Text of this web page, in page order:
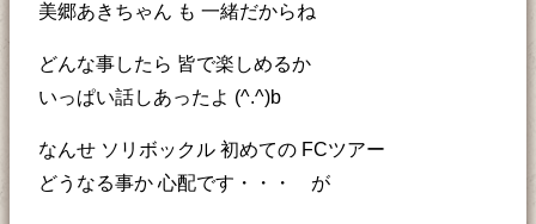
美郷あきちゃん も 一緒だからね
どんな事したら 皆で楽しめるか
いっぱい話しあったよ (^.^)b
なんせ ソリボックル 初めての FCツアー
どうなる事か 心配です・・・ が